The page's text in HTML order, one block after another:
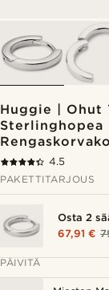
Huggie | Ohut
Sterlinghopea
4.5
PAKETTITARJOUS
Osta 2
67,91 €
PÄIVITÄ